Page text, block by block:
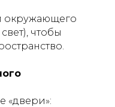
окружающего
чтобы
«двери»: